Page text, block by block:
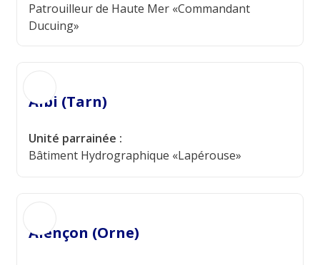
Patrouilleur de Haute Mer «Commandant
Ducuing»
Albi (Tarn)
Unité parrainée :
Bâtiment Hydrographique «Lapérouse»
Alençon (Orne)